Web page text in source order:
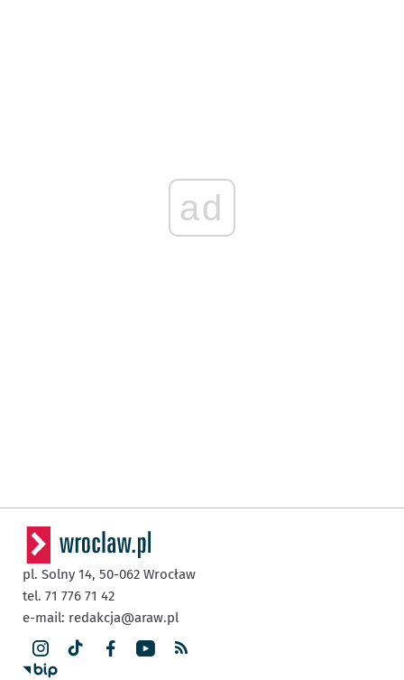
ad
pl. Solny 14, 50-062 Wrocław
tel. 71 776 71 42
e-mail: redakcja@araw.pl